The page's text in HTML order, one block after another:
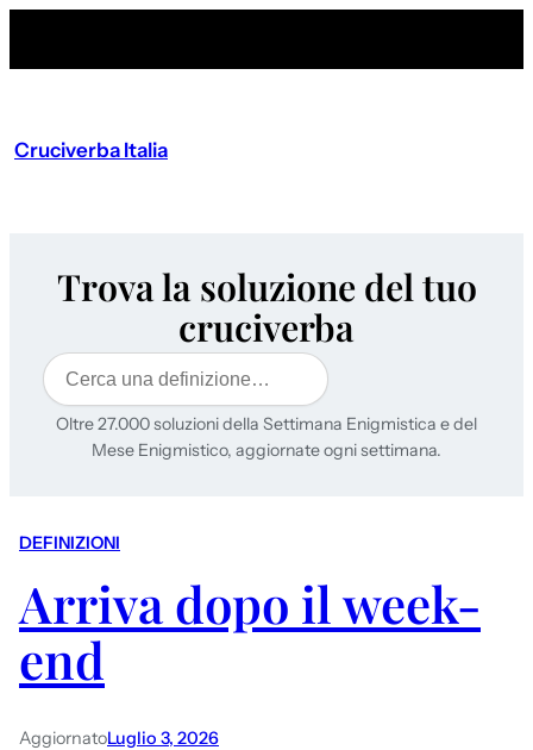
Cruciverba Italia
Trova la soluzione del tuo
cruciverba
Cerca
Oltre 27.000 soluzioni della Settimana Enigmistica e del
Mese Enigmistico, aggiornate ogni settimana.
DEFINIZIONI
Arriva dopo il week-
end
AggiornatoLuglio 3, 2026